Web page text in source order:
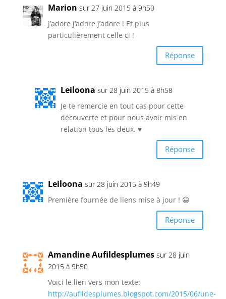
Marion sur 27 juin 2015 à 9h50
J’adore j’adore j’adore ! Et plus
particulièrement celle ci !
Réponse
Leiloona sur 28 juin 2015 à 8h58
Je te remercie en tout cas pour cette
découverte et pour nous avoir mis en
relation tous les deux. ♥
Réponse
Leiloona sur 28 juin 2015 à 9h49
Première fournée de liens mise à jour ! 😀
Réponse
Amandine Aufildesplumes sur 28 juin
2015 à 9h50
Voici le lien vers mon texte:
http://aufildesplumes.blogspot.com/2015/06/une-